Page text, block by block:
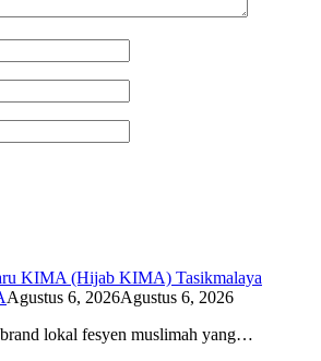
KIMA (Hijab KIMA) Tasikmalaya
Agustus 6, 2026Agustus 6, 2026
lokal fesyen muslimah yang…